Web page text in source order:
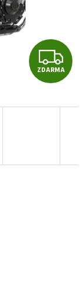
Z
D
A
ZDARMA